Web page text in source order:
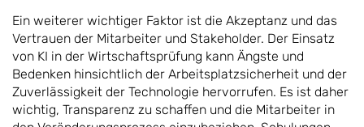
Ein weiterer wichtiger Faktor ist die Akzeptanz und das
Vertrauen der Mitarbeiter und Stakeholder. Der Einsatz
von KI in der Wirtschaftsprüfung kann Ängste und
Bedenken hinsichtlich der Arbeitsplatzsicherheit und der
Zuverlässigkeit der Technologie hervorrufen. Es ist daher
wichtig, Transparenz zu schaffen und die Mitarbeiter in